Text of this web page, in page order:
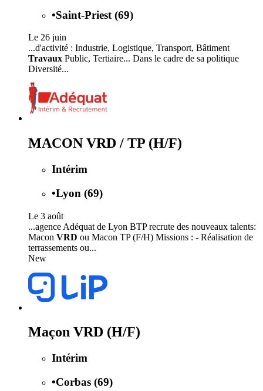
•Saint-Priest (69)
Le 26 juin
...d'activité : Industrie, Logistique, Transport, Bâtiment
Travaux Public, Tertiaire... Dans le cadre de sa politique
Diversité...
MACON VRD / TP (H/F)
Intérim
•Lyon (69)
Le 3 août
...agence Adéquat de Lyon BTP recrute des nouveaux talents:
Macon VRD ou Macon TP (F/H) Missions : - Réalisation de
terrassements ou...
New
Maçon VRD (H/F)
Intérim
•Corbas (69)